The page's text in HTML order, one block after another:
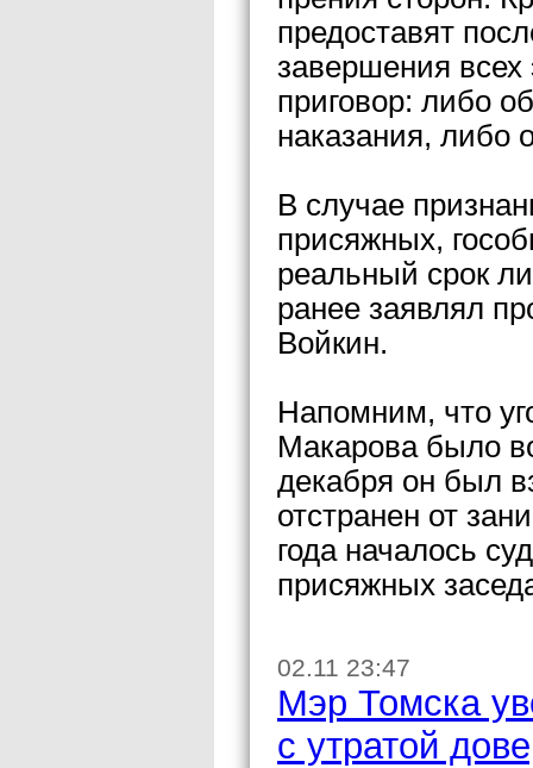
предоставят
завершения всех
приговор: либо
наказания, либо
В случае
присяжных,
реальный срок
ранее заявлял
Войкин.
Напомним, что
Макарова было
декабря он был
отстранен от
года началось
присяжных
02.11 23:47
Мэр Томска
с утратой